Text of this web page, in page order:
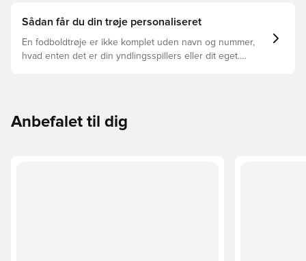
Sådan får du din trøje personaliseret
En fodboldtrøje er ikke komplet uden navn og nummer,
hvad enten det er din yndlingsspillers eller dit eget.
Anbefalet til dig